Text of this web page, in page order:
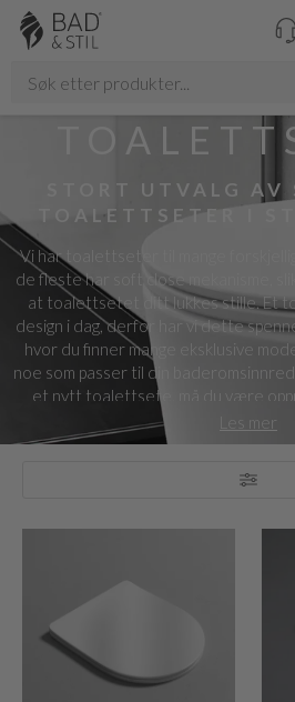
STORT UTVALG AV
TOALETTSETER I
Vi har toalettseter til mange
de fleste har soft close mekanisme,
at toalettsetet ditt lukkes stille. Et
design i dag, derfor har vi dette
hvor du finner mange eksklusive
noe som passer til din
et nytt toalettsete, må du være
toalettsetet passer til toalettet
størrelse og
Les mer